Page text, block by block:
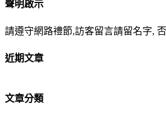
聲明啟示
請遵守網路禮節,訪客留言請留名字,
近期文章
文章分類